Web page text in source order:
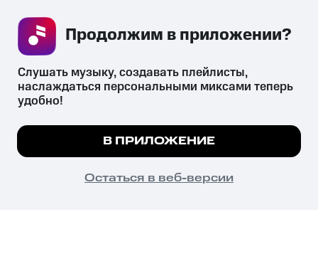
СКАЧАТЬ ПРИЛОЖЕНИЕ
психотропных веществ, их аналогов причиняет вред здоровью,
их незаконный оборот запрещён и влечёт установленную
законодательством ответственность.
© 2026 ООО «КИОН».
Все права защищены
Мы используем куки, чтобы на сайте все
Подробнее
ПОНЯТНО
Слушать музыку, создавать плейлисты,
наслаждаться персональными миксами теперь
удобно!
В ПРИЛОЖЕНИЕ
Остаться в веб-версии